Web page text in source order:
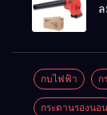
กบไฟฟ้า ก
กระดานรองนอน